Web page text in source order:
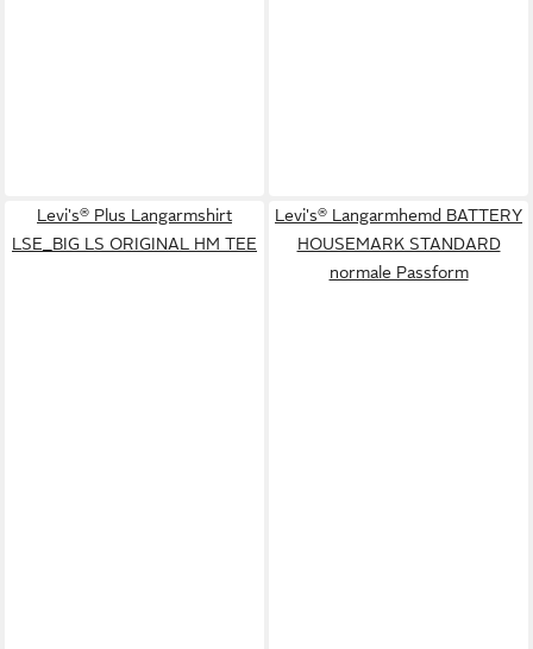
Levi's® Plus Langarmshirt
LSE_BIG LS ORIGINAL HM TEE
Levi's® Langarmhemd BATTERY
HOUSEMARK STANDARD
normale Passform